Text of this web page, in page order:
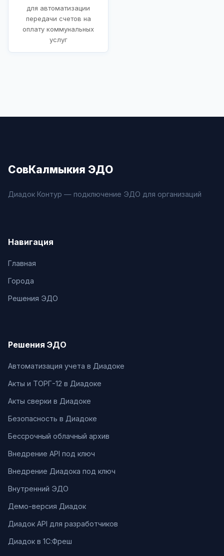
для автоматизации
передачи счетов на
оплату коммунальных
услуг
СовКалмыкия ЭДО
Диадок Контур — подключение ЭДО для организаций
Навигация
Главная
Города
Решения ЭДО
Решения ЭДО
Автоматизация учета в Диадоке
Акты и ТОРГ-12 в Диадоке
Акты сверки в Диадоке
Безопасность в Диадоке
Бессрочный облачный архив
Внедрение API под ключ
Внедрение Диадока под ключ
Внутренний ЭДО
Демо-версия Диадок
Диадок API для разработчиков
Диадок в 1С:Фреш